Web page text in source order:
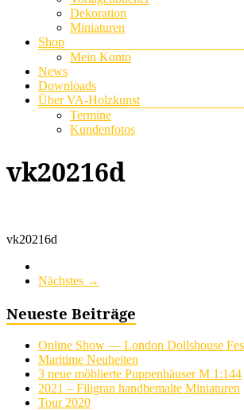
Dekoration
Miniaturen
Shop
Mein Konto
News
Downloads
Über VA-Holzkunst
Termine
Kundenfotos
vk20216d
vk20216d
Nächstes →
Neueste Beiträge
Online Show — London Dollshouse
Maritime Neuheiten
3 neue möblierte Puppenhäuser M 1:144
2021 – Filigran handbemalte Miniaturen
Tour 2020